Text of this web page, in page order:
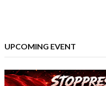
UPCOMING EVENT